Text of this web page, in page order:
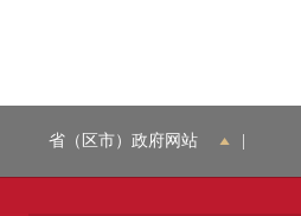
省（区市）政府网站